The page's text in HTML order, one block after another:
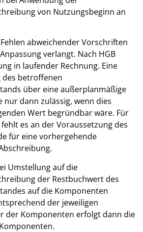
von Nutzungsbeginn an
Fehlen abweichender Vorschriften
verlangt. Nach HGB
in laufender Rechnung. Eine
betroffenen
über eine außerplanmäßige
nur dann zulässig, wenn dies
Wert begründbar wäre. Für
es an der Voraussetzung des
für eine vorhergehende
Umstellung auf die
der Restbuchwert des
auf die Komponenten
der jeweiligen
der Komponenten erfolgt dann die